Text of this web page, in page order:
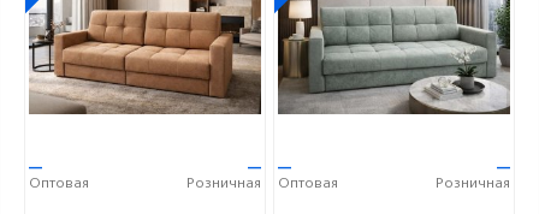
—
Оптовая
—
Розничная
—
Оптовая
—
Розничная